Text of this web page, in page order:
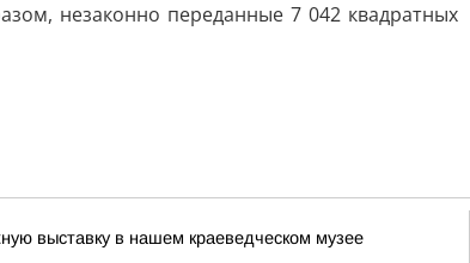
незаконно переданные 7 042 квадратных
выставку в нашем краеведческом музее